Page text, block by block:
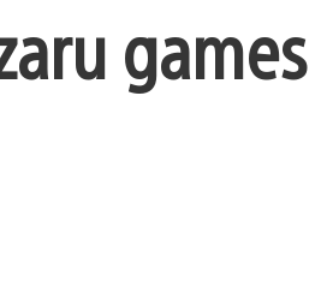
games